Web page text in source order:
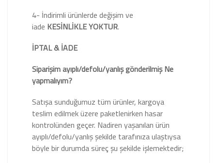
4- İndirimli ürünlerde değişim ve
iade KESİNLİKLE YOKTUR.
İPTAL & İADE
Siparişim ayıplı/defolu/yanlış gönderilmiş Ne
yapmalıyım?
Satışa sunduğumuz tüm ürünler, kargoya
teslim edilmek üzere paketlenirken hasar
kontrolünden geçer. Nadiren yaşanılan ürün
ayıplı/defolu/yanlış şekilde tarafınıza ulaştıysa
böyle bir durumda süreç şu şekilde işlemektedir;